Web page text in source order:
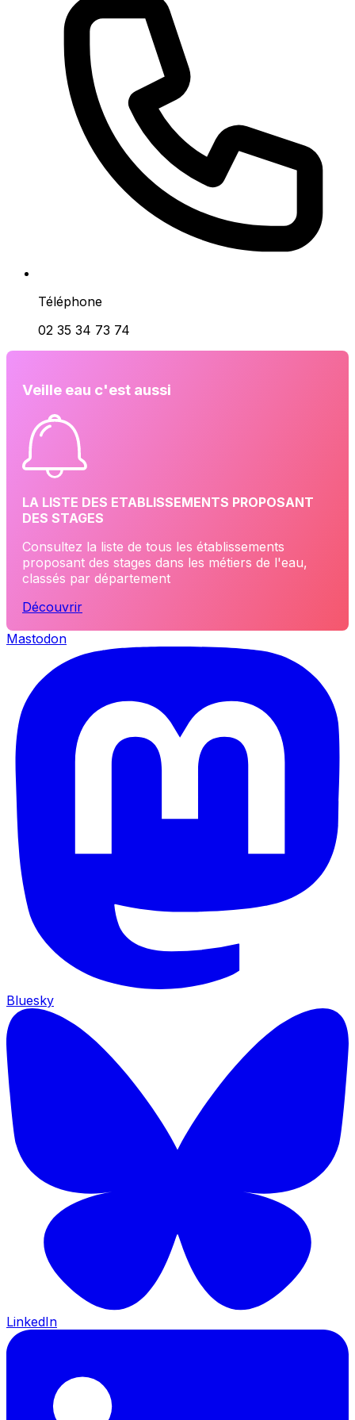
Téléphone
02 35 34 73 74
Veille eau c'est aussi
LA LISTE DES ETABLISSEMENTS PROPOSANT
DES STAGES
Consultez la liste de tous les établissements
proposant des stages dans les métiers de l'eau,
classés par département
Découvrir
Mastodon
Bluesky
LinkedIn